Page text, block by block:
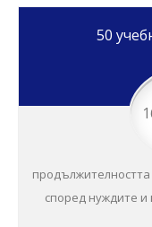
50
продължителността
според нуждите